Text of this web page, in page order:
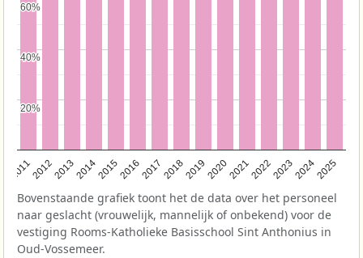
201120122013201420152016201720182019202020212022202320242025
20%
20%
40%
40%
60%
60%
Bovenstaande grafiek toont het de data over het personeel
naar geslacht (vrouwelijk, mannelijk of onbekend) voor de
vestiging Rooms-Katholieke Basisschool Sint Anthonius in
Oud-Vossemeer.